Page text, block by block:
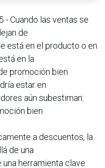
- Cuando las ventas se
de
está en el producto o en
en la
promoción bien
estar en
aún subestiman:
bien
a descuentos, la
de una
herramienta clave